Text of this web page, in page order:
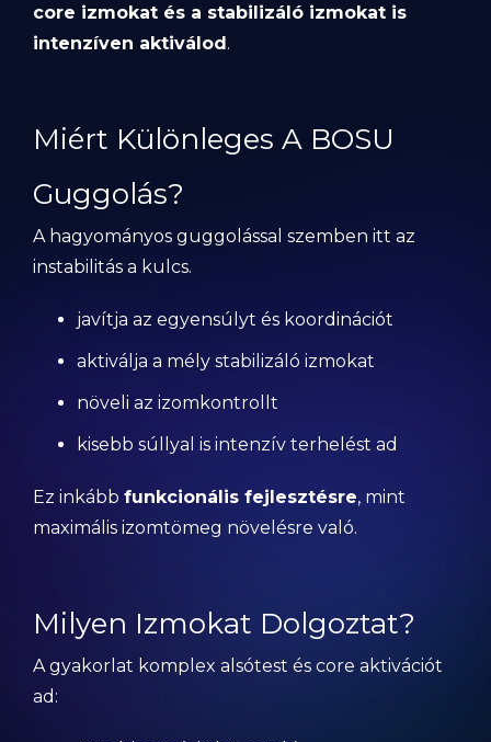
core izmokat és a stabilizáló izmokat is
intenzíven aktiválod.
Miért Különleges A BOSU
Guggolás?
A hagyományos guggolással szemben itt az
instabilitás a kulcs.
javítja az egyensúlyt és koordinációt
aktiválja a mély stabilizáló izmokat
növeli az izomkontrollt
kisebb súllyal is intenzív terhelést ad
Ez inkább funkcionális fejlesztésre, mint
maximális izomtömeg növelésre való.
Milyen Izmokat Dolgoztat?
A gyakorlat komplex alsótest és core aktivációt
ad: